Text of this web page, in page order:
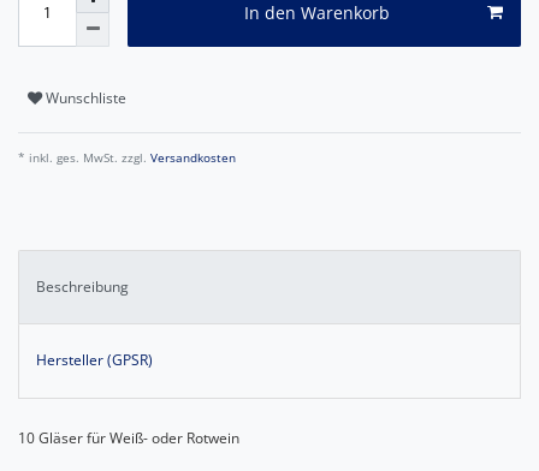
In den Warenkorb
Wunschliste
* inkl. ges. MwSt. zzgl. Versandkosten
Beschreibung
Hersteller (GPSR)
10 Gläser für Weiß- oder Rotwein